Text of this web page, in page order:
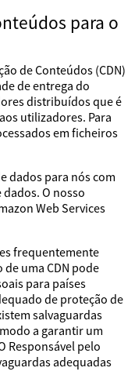
para o
de Conteúdos (CDN)
de entrega do
distribuídos que é
utilizadores. Para
em ficheiros
dados para nós com
O nosso
Web Services
frequentemente
uma CDN pode
para países
de proteção de
salvaguardas
a garantir um
Responsável pelo
adequadas